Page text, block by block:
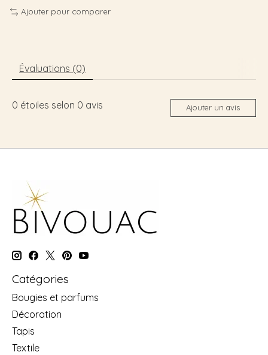
Ajouter pour comparer
Évaluations (0)
0 étoiles selon 0 avis Ajouter un avis
Catégories
Bougies et parfums
Décoration
Tapis
Textile